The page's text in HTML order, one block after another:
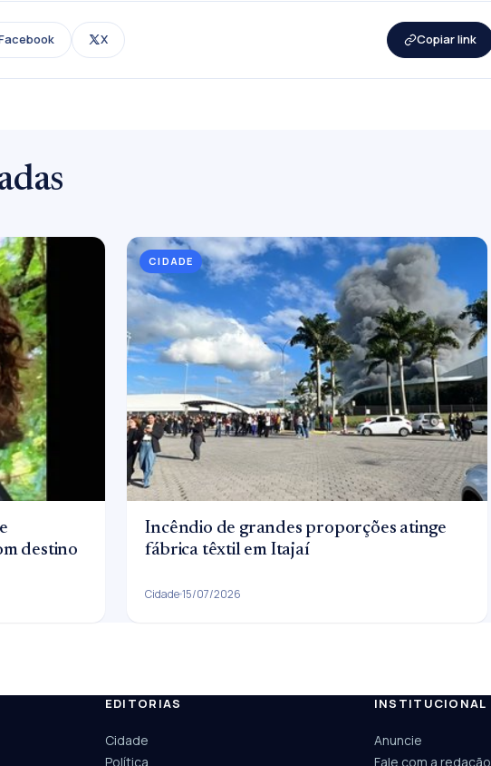
X Copiar link
destino
CIDADE
Incêndio de grandes proporções atinge
fábrica têxtil em Itajaí
Cidade15/07/2026
Câmara
EDITORIAS
Cidade
Política
INSTITUCIONAL
Anuncie
Fale com a redação